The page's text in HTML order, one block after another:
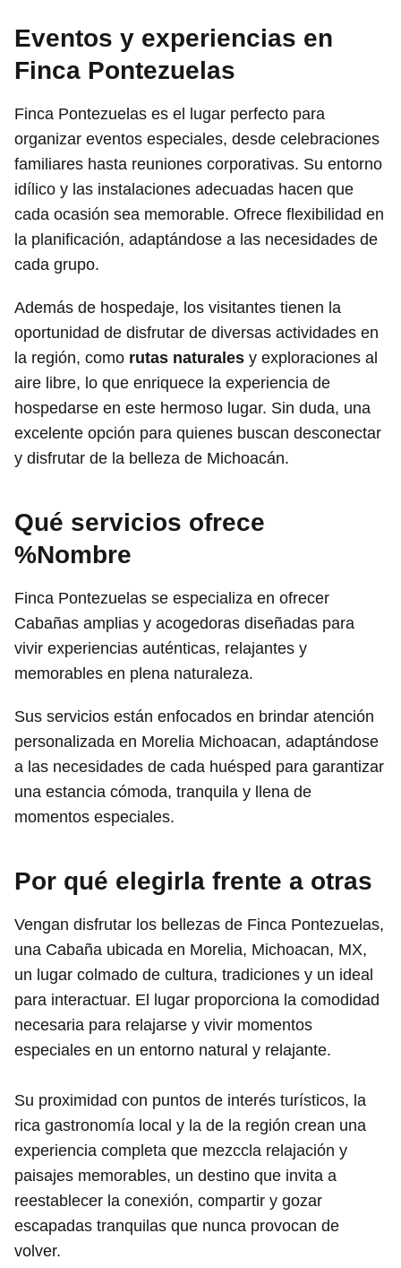
Eventos y experiencias en
Finca Pontezuelas
Finca Pontezuelas es el lugar perfecto para
organizar eventos especiales, desde celebraciones
familiares hasta reuniones corporativas. Su entorno
idílico y las instalaciones adecuadas hacen que
cada ocasión sea memorable. Ofrece flexibilidad en
la planificación, adaptándose a las necesidades de
cada grupo.
Además de hospedaje, los visitantes tienen la
oportunidad de disfrutar de diversas actividades en
la región, como rutas naturales y exploraciones al
aire libre, lo que enriquece la experiencia de
hospedarse en este hermoso lugar. Sin duda, una
excelente opción para quienes buscan desconectar
y disfrutar de la belleza de Michoacán.
Qué servicios ofrece
%Nombre
Finca Pontezuelas se especializa en ofrecer
Cabañas amplias y acogedoras diseñadas para
vivir experiencias auténticas, relajantes y
memorables en plena naturaleza.
Sus servicios están enfocados en brindar atención
personalizada en Morelia Michoacan, adaptándose
a las necesidades de cada huésped para garantizar
una estancia cómoda, tranquila y llena de
momentos especiales.
Por qué elegirla frente a otras
Vengan disfrutar los bellezas de Finca Pontezuelas,
una Cabaña ubicada en Morelia, Michoacan, MX,
un lugar colmado de cultura, tradiciones y un ideal
para interactuar. El lugar proporciona la comodidad
necesaria para relajarse y vivir momentos
especiales en un entorno natural y relajante.
Su proximidad con puntos de interés turísticos, la
rica gastronomía local y la de la región crean una
experiencia completa que mezccla relajación y
paisajes memorables, un destino que invita a
reestablecer la conexión, compartir y gozar
escapadas tranquilas que nunca provocan de
volver.